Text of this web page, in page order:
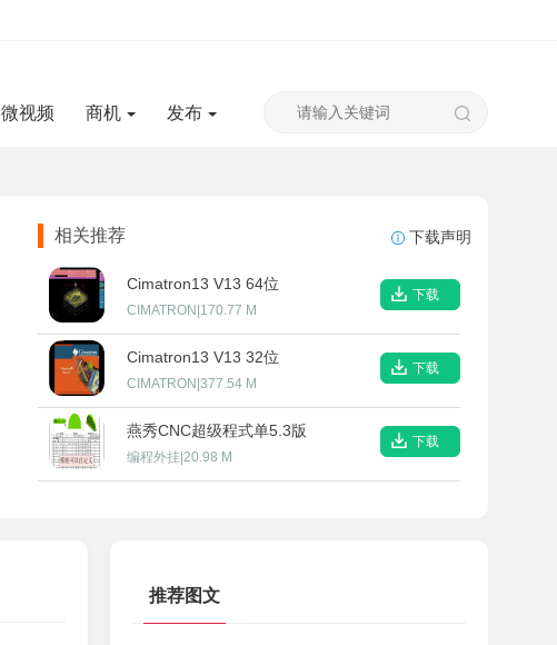
微视频 商机 发布
相关推荐 下载声明
Cimatron13 V13 64位
CIMATRON 170.77 M
下载
Cimatron13 V13 32位
CIMATRON 377.54 M
下载
燕秀CNC超级程式单5.3版
编程外挂 20.98 M
下载
推荐图文